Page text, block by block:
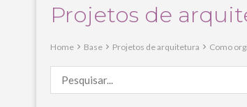
Projetos de
Home Base Projetos de arquitetura Como